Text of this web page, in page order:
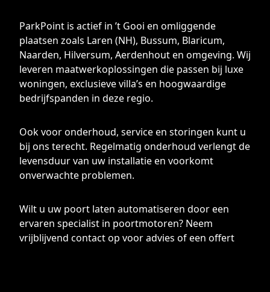
ParkPoint is actief in ’t Gooi en omliggende
plaatsen zoals Laren (NH), Bussum, Blaricum,
Naarden, Hilversum, Aerdenhout en omgeving. Wij
leveren maatwerkoplossingen die passen bij luxe
woningen, exclusieve villa’s en hoogwaardige
bedrijfspanden in deze regio.
Ook voor onderhoud, service en storingen kunt u
bij ons terecht. Regelmatig onderhoud verlengt de
levensduur van uw installatie en voorkomt
onverwachte problemen.
Wilt u uw poort laten automatiseren door een
ervaren specialist in poortmotoren? Neem
vrijblijvend contact op voor advies of een offert